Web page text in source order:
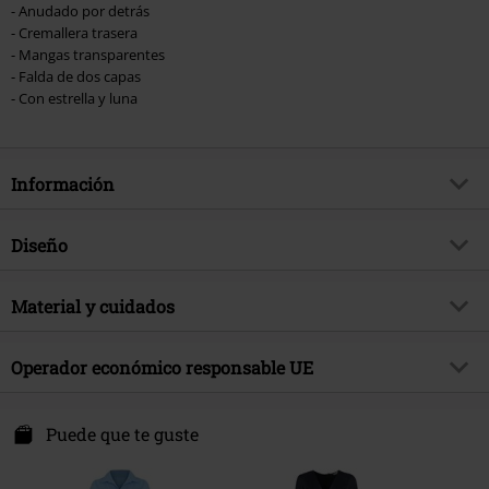
- Anudado por detrás
- Cremallera trasera
- Mangas transparentes
- Falda de dos capas
- Con estrella y luna
Información
Artículo no.
Brand
Rockabilly
Sexo
Diseño
Tipo de producto
Color
Azul
Material y cuidados
Material Externo
100% poliéster
Interior
Operador económico responsable UE
Hemmerichstr. 1
Puede que te guste